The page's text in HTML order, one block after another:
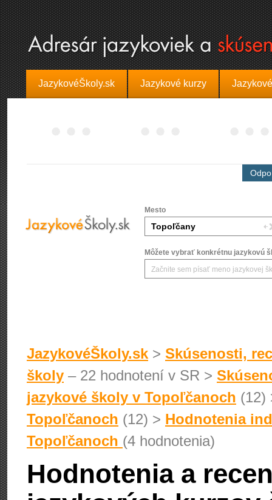
JazykovéŠkoly.sk Jazykové kurzy
Mesto
Môžete vybrať konkrétnu jazykovú
JazykovéŠkoly.sk > Skúsenosti,
školy – 22 hodnotení v SR >
jazykové školy v Topoľčanoch
Topoľčanoch (12) > Hodnotenia
Topoľčanoch (4 hodnotenia)
Hodnotenia a